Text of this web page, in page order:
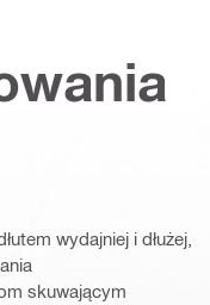
wydajniej i dłużej,
skuwającym